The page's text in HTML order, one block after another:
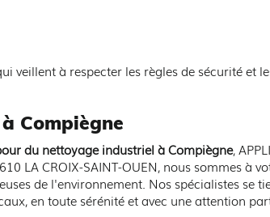
veillent à respecter les règles de sécurité et
Compiègne
du nettoyage industriel à Compiègne,
LA CROIX-SAINT-OUEN, nous sommes à
de l'environnement. Nos spécialistes se
en toute sérénité et avec une attention